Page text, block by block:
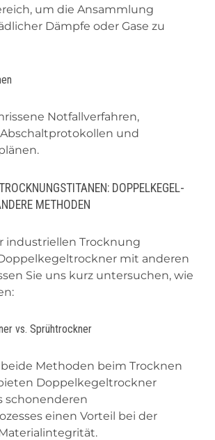
um die Ansammlung
Dämpfe oder Gase zu
Notfallverfahren,
und
DOPPELKEGEL-
METHODEN
industriellen Trocknung
mit anderen
Sie uns kurz untersuchen, wie
vs. Sprühtrockner
Methoden beim Trocknen
Doppelkegeltrockner
schonenderen
einen Vorteil bei der